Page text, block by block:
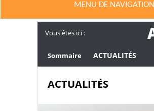
MENU DE NAVIGATION
Vous êtes ici :
Sommaire ACTUALITÉS
ACTUALITÉS